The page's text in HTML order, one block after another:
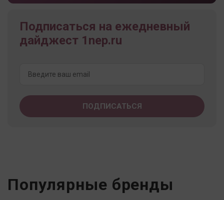
Подписаться на ежедневный
дайджест 1nep.ru
Популярные бренды